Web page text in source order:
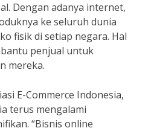
Dengan adanya internet,
ke seluruh dunia
fisik di setiap negara. Hal
penjual untuk
mereka.
E-Commerce Indonesia,
terus mengalami
“Bisnis online